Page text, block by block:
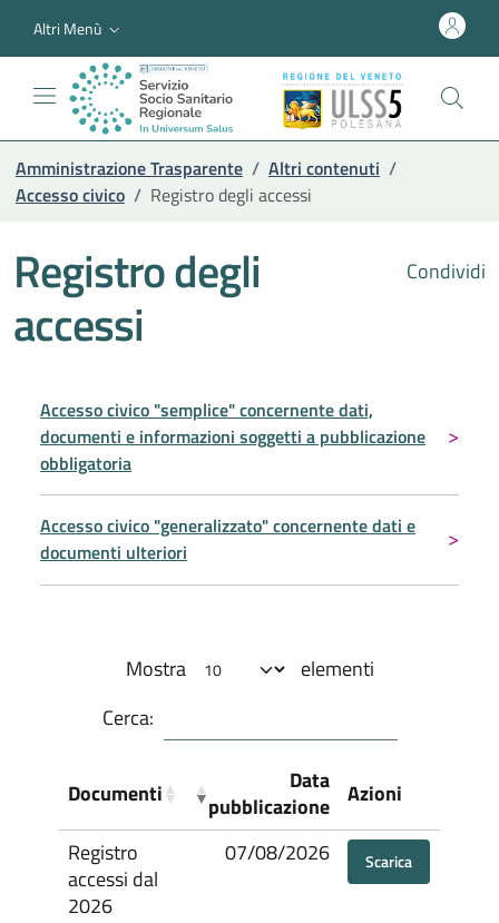
Altri Menù
Amministrazione Trasparente / Altri contenuti /
Accesso civico / Registro degli accessi
Condividi
Registro degli
accessi
Accesso civico "semplice" concernente dati,
documenti e informazioni soggetti a pubblicazione
obbligatoria
Accesso civico "generalizzato" concernente dati e
documenti ulteriori
Mostra
elementi
Cerca:
Documenti
Data
pubblicazione Azioni
Registro
accessi dal
2026
07/08/2026 Scarica